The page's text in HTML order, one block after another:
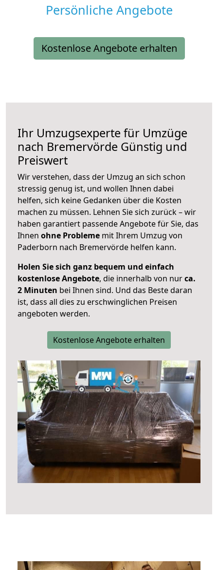
Persönliche Angebote
Kostenlose Angebote erhalten
Ihr Umzugsexperte für Umzüge
nach Bremervörde Günstig und
Preiswert
Wir verstehen, dass der Umzug an sich schon
stressig genug ist, und wollen Ihnen dabei
helfen, sich keine Gedanken über die Kosten
machen zu müssen. Lehnen Sie sich zurück – wir
haben garantiert passende Angebote für Sie, das
Ihnen ohne Probleme mit Ihrem Umzug von
Paderborn nach Bremervörde helfen kann.
Holen Sie sich ganz bequem und einfach
kostenlose Angebote, die innerhalb von nurca.
2 Minuten bei Ihnen sind. Und das Beste daran
ist, dass all dies zu erschwinglichen Preisen
angeboten werden.
Kostenlose Angebote erhalten